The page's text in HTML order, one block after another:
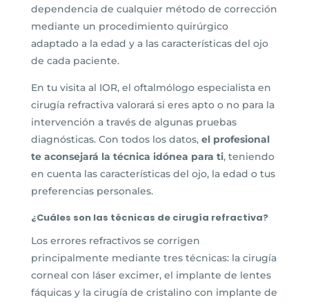
dependencia de cualquier método de corrección
mediante un procedimiento quirúrgico
adaptado a la edad y a las características del ojo
de cada paciente.
En tu visita al IOR, el oftalmólogo especialista en
cirugía refractiva valorará si eres apto o no para la
intervención a través de algunas pruebas
diagnósticas. Con todos los datos, el profesional
te aconsejará la técnica idónea para ti, teniendo
en cuenta las características del ojo, la edad o tus
preferencias personales.
¿Cuáles son las técnicas de cirugía refractiva?
Los errores refractivos se corrigen
principalmente mediante tres técnicas: la cirugía
corneal con láser excimer, el implante de lentes
fáquicas y la cirugía de cristalino con implante de